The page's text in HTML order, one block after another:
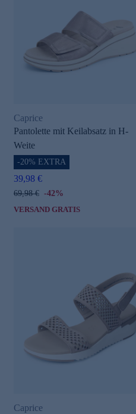
Caprice
Pantolette mit Keilabsatz in H-
Weite
-20% EXTRA
39,98 €
69,98 € -42%
VERSAND GRATIS
Caprice